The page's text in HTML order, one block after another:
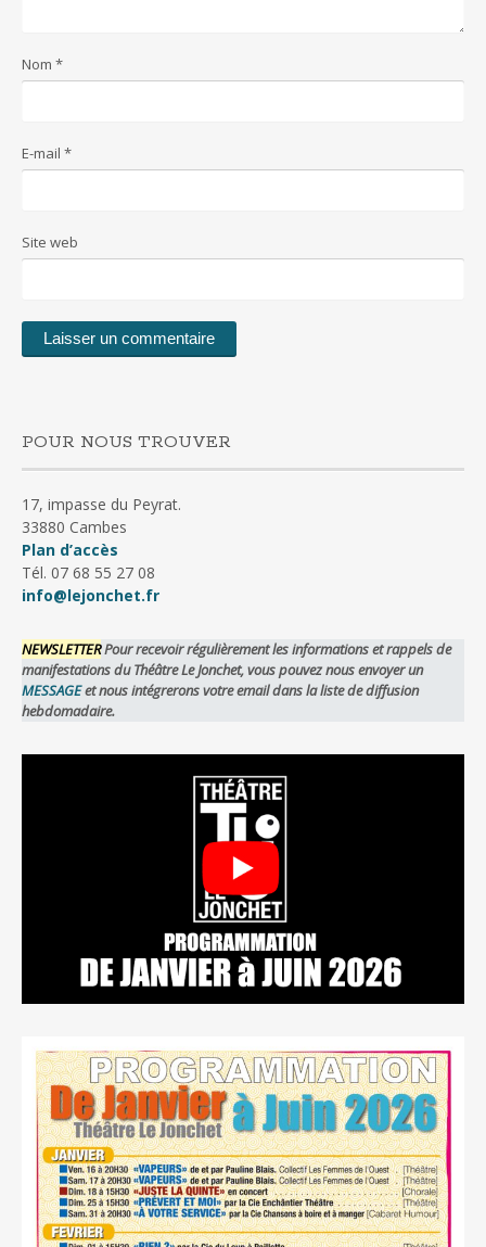
Nom *
E-mail *
Site web
POUR NOUS TROUVER
17, impasse du Peyrat.
33880 Cambes
Plan d’accès
Tél. 07 68 55 27 08
info@lejonchet.fr
NEWSLETTERPour recevoir régulièrement les informations et rappels de
manifestations du Théâtre Le Jonchet, vous pouvez nous envoyer un
MESSAGEet nous intégrerons votre email dans la liste de diffusion
hebdomadaire.